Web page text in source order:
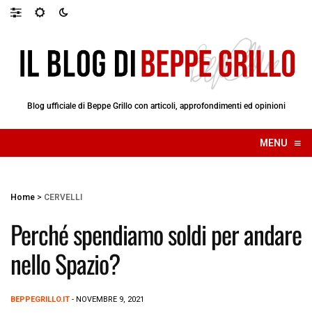
Blog ufficiale di Beppe Grillo con articoli, approfondimenti ed opinioni
MENU ≡
☰
Home > CERVELLI
Perché spendiamo soldi per andare
nello Spazio?
BEPPEGRILLO.IT - NOVEMBRE 9, 2021